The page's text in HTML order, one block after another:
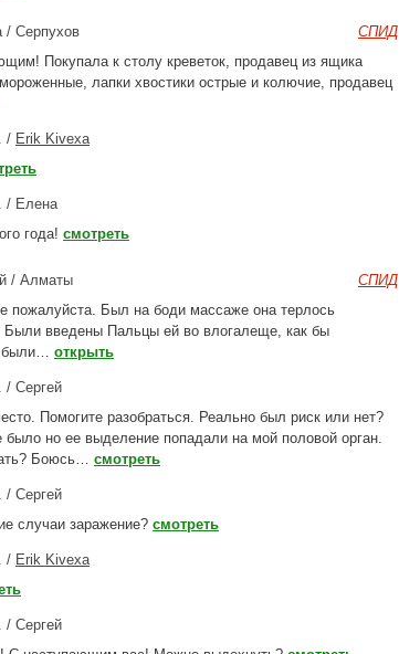
СПИД
/ Серпухов
Покупала к столу креветок, продавец из ящика
лапки хвостики острые и колючие, продавец
/ Erik Kivexa
/ Елена
года! смотреть
СПИД
/ Алматы
пожалуйста. Был на боди массаже она терлось
введены Пальцы ей во влогалеще, как бы
были… открыть
/ Сергей
Помогите разобраться. Реально был риск или нет?
было но ее выделение попадали на мой половой орган.
Боюсь… смотреть
/ Сергей
случаи заражение? смотреть
/ Erik Kivexa
/ Сергей